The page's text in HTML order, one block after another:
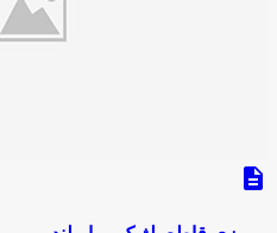
description